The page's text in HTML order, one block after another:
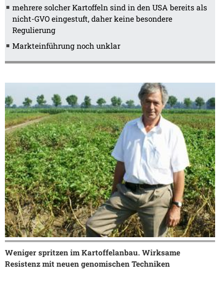
mehrere solcher Kartoffeln sind in den USA bereits als
nicht-GVO eingestuft, daher keine besondere
Regulierung
Markteinführung noch unklar
Weniger spritzen im Kartoffelanbau. Wirksame
Resistenz mit neuen genomischen Techniken